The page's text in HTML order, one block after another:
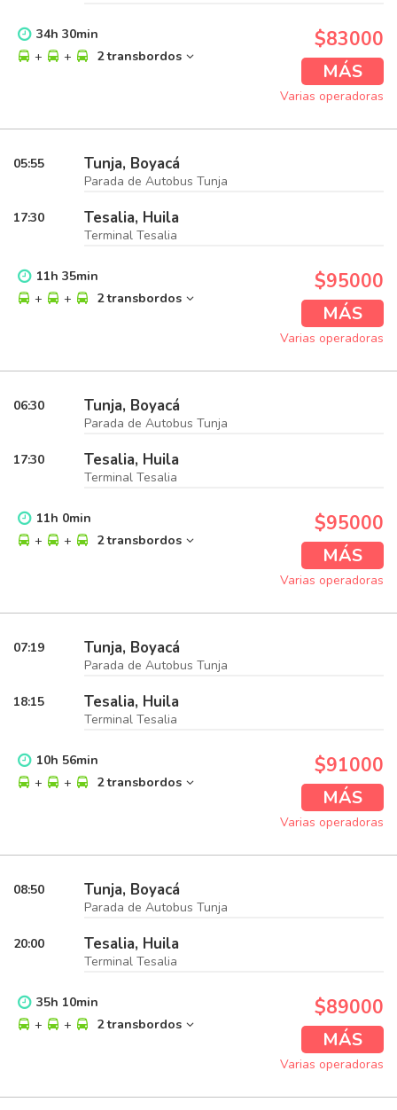
34h 30min
+
+ 2 transbordos
$83000
MÁS
Varias operadoras
05:55 Tunja, Boyacá
Parada de Autobus Tunja
17:30 Tesalia, Huila
Terminal Tesalia
11h 35min
+
+ 2 transbordos
$95000
MÁS
Varias operadoras
06:30 Tunja, Boyacá
Parada de Autobus Tunja
17:30 Tesalia, Huila
Terminal Tesalia
11h 0min
+
+ 2 transbordos
$95000
MÁS
Varias operadoras
07:19 Tunja, Boyacá
Parada de Autobus Tunja
18:15 Tesalia, Huila
Terminal Tesalia
10h 56min
+
+ 2 transbordos
$91000
MÁS
Varias operadoras
08:50 Tunja, Boyacá
Parada de Autobus Tunja
20:00 Tesalia, Huila
Terminal Tesalia
35h 10min
+
+ 2 transbordos
$89000
MÁS
Varias operadoras